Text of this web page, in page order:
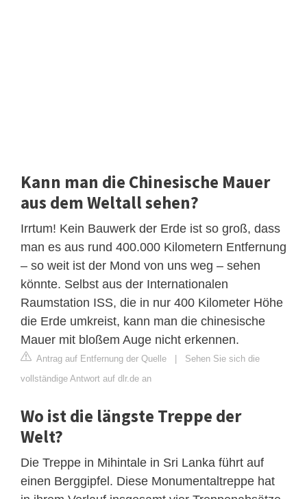
Kann man die Chinesische Mauer
aus dem Weltall sehen?
Irrtum! Kein Bauwerk der Erde ist so groß, dass
man es aus rund 400.000 Kilometern Entfernung
– so weit ist der Mond von uns weg – sehen
könnte. Selbst aus der Internationalen
Raumstation ISS, die in nur 400 Kilometer Höhe
die Erde umkreist, kann man die chinesische
Mauer mit bloßem Auge nicht erkennen.
Antrag auf Entfernung der Quelle | Sehen Sie sich die
vollständige Antwort auf dlr.de an
Wo ist die längste Treppe der
Welt?
Die Treppe in Mihintale in Sri Lanka führt auf
einen Berggipfel. Diese Monumentaltreppe hat